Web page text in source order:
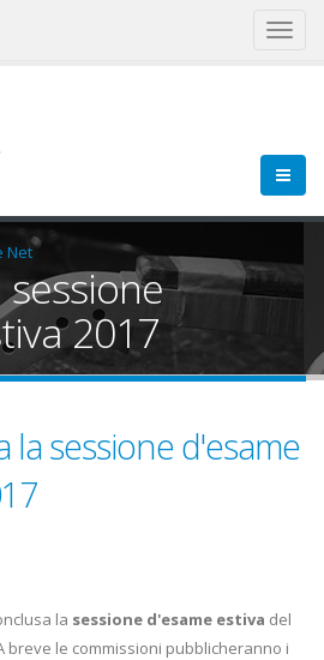
Net
sessione
2017
la sessione d'esame
la sessione d'esame estiva del
breve le commissioni pubblicheranno i